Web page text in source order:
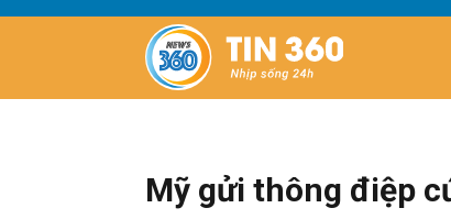
Mỹ gửi thông điệp